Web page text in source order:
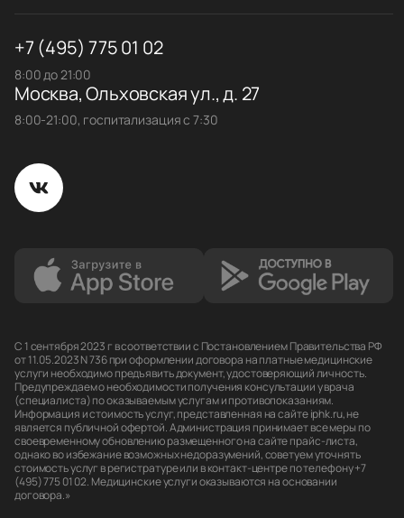
+7 (495) 775 01 02
8:00 до 21:00
Москва, Ольховская ул., д. 27
8:00-21:00, госпитализация с 7:30
С 1 сентября 2023 г в соответствии с Постановлением Правительства РФ
от 11.05.2023 N 736 при оформлении договора на платные медицинские
услуги необходимо предъявить документ, удостоверяющий личность.
Предупреждаем о необходимости получения консультации у врача
(специалиста) по оказываемым услугам и противопоказаниям.
Информация и стоимость услуг, представленная на сайте iphk.ru, не
является публичной офертой. Администрация принимает все меры по
своевременному обновлению размещенного на сайте прайс-листа,
однако во избежание возможных недоразумений, советуем уточнять
стоимость услуг в регистратуре или в контакт-центре по телефону +7
(495) 775 01 02. Медицинские услуги оказываются на основании
договора.»